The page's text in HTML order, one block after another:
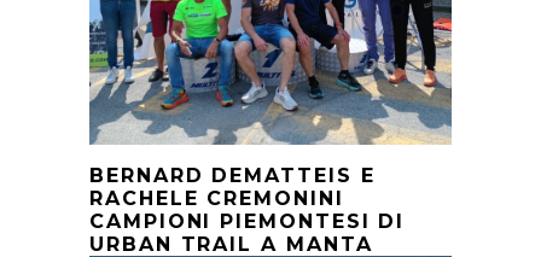
BERNARD DEMATTEIS E
RACHELE CREMONINI
CAMPIONI PIEMONTESI DI
URBAN TRAIL A MANTA